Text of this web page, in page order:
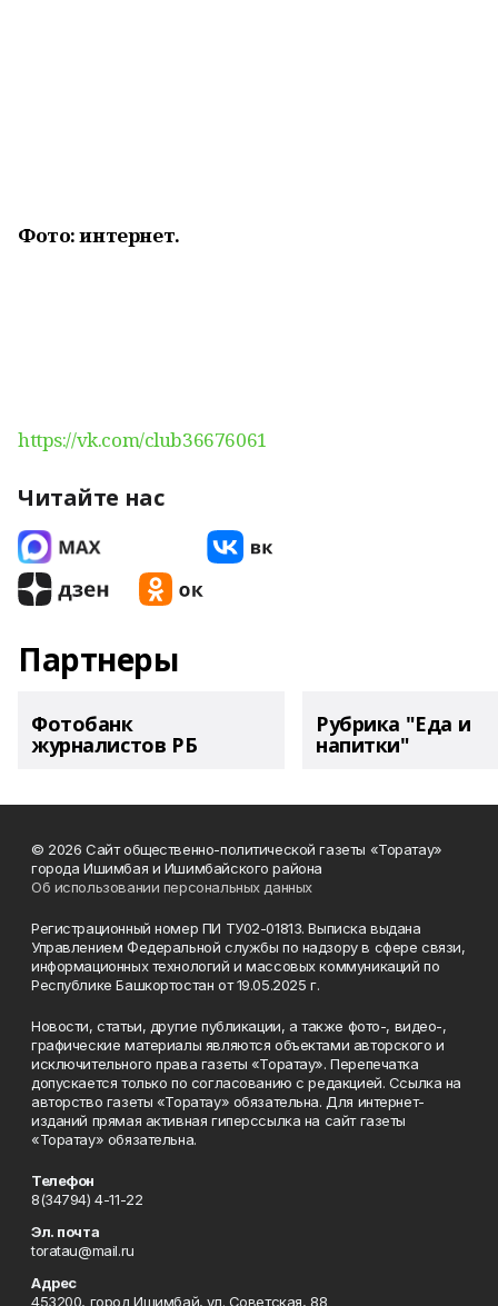
Фото: интернет.
https://vk.com/club36676061
Читайте нас
Партнеры
Фотобанк
журналистов РБ
Рубрика "Еда и
напитки"
© 2026 Сайт общественно-политической газеты «Торатау»
города Ишимбая и Ишимбайского района
Об использовании персональных данных
Регистрационный номер ПИ ТУ02-01813. Выписка выдана
Управлением Федеральной службы по надзору в сфере связи,
информационных технологий и массовых коммуникаций по
Республике Башкортостан от 19.05.2025 г.
Новости, статьи, другие публикации, а также фото-, видео-,
графические материалы являются объектами авторского и
исключительного права газеты «Торатау». Перепечатка
допускается только по согласованию с редакцией. Ссылка на
авторство газеты «Торатау» обязательна. Для интернет-
изданий прямая активная гиперссылка на сайт газеты
«Торатау» обязательна.
Телефон
8(34794) 4-11-22
Эл. почта
toratau@mail.ru
Адрес
453200, город Ишимбай, ул. Советская, 88